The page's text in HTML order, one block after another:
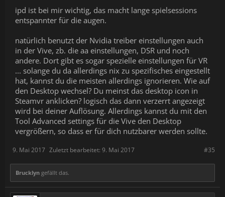
ipd ist bei mir wichtig, das macht lange spielsessions
entspannter für die augen.
natürlich benutzt der Nvidia treiber einstellungen auch
in der Vive, zb. die aa einstellungen, DSR und noch
andere. Dort gibt es sogar spezielle einstellungen für VR
... solange du da allerdings nix zu spezifisches eingestellt
hat, kannst du die meisten allerdings ignorieren. Wie auf
den Desktop wechsel? Du meinst das desktop icon in
Steamvr anklicken? logisch das dann verzerrt angezeigt
wird bei deiner Auflösung. Allerdings kannst du mit den
Tool Advanced settings für die Vive den Desktop
vergrößern, so dass er für dich nutzbarer werden sollte.
#35
9. Mai 2017 Zuletzt bearbeitet: 9. Mai 2017
Brucklyn gefällt das.